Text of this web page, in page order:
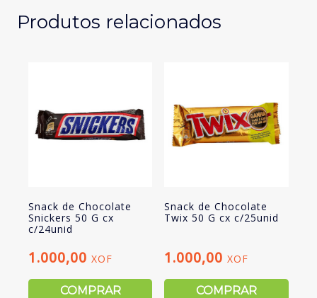
G
Produtos relacionados
Snack de Chocolate
Snickers 50 G cx
c/24unid
1.000,00 XOF
COMPRAR
Snack de Chocolate
Twix 50 G cx c/25unid
1.000,00XOF
COMPRAR